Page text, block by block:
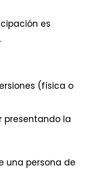
es
(física o
presentando la
una persona de